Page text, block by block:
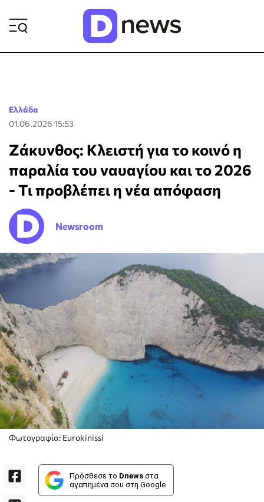
Ελλάδα
01.06.2026 15:53
Ζάκυνθος: Κλειστή για το κοινό η
παραλία του ναυαγίου και το 2026
- Τι προβλέπει η νέα απόφαση
Newsroom
Φωτογραφία: Eurokinissi
Πρόσθεσε το Dnews στα
αγαπημένα σου στη Google